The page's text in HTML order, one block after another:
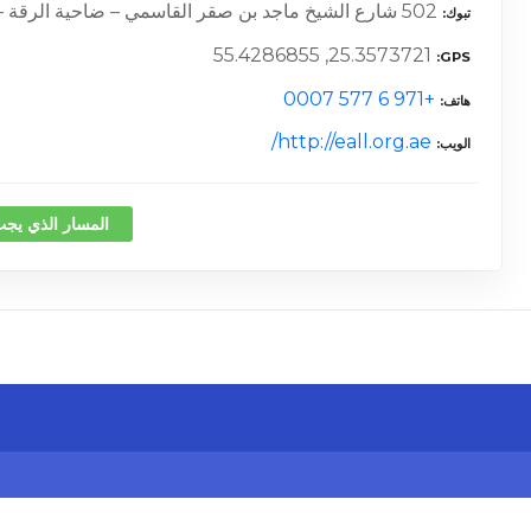
تبوك 502 شارع الشيخ ماجد بن صقر القاسمي – ضاحية الرقة – الجزات – الشارقة – الإمارات العربية المتحدة –
GPS
25.3573721, 55.4286855
هاتف +971 6 577 0007
الويب http://eall.org.ae/
المسار الذي